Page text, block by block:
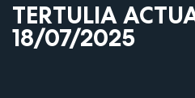
TERTULIA
18/07/2025